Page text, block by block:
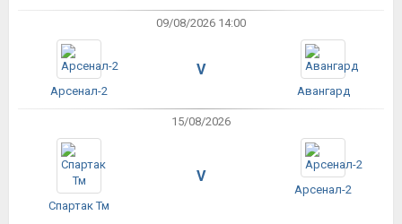
09/08/2026 14:00
Арсенал-2
V
Авангард
15/08/2026
Спартак Тм
V
Арсенал-2